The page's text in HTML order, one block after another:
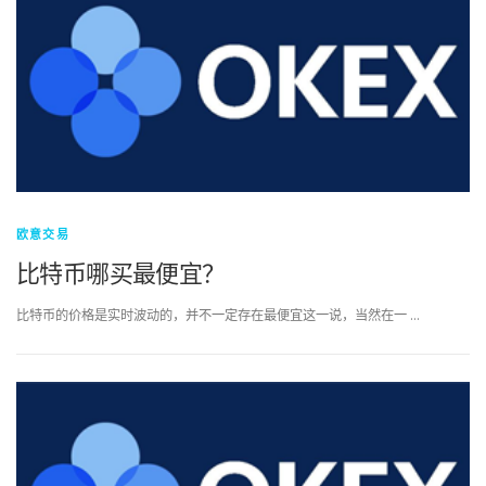
欧意交易
比特币哪买最便宜？
比特币的价格是实时波动的，并不一定存在最便宜这一说，当然在一 …